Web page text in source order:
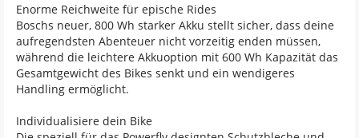
Enorme Reichweite für epische Rides
Boschs neuer, 800 Wh starker Akku stellt sicher, dass deine
aufregendsten Abenteuer nicht vorzeitig enden müssen,
während die leichtere Akkuoption mit 600 Wh Kapazität das
Gesamtgewicht des Bikes senkt und ein wendigeres
Handling ermöglicht.
Individualisiere dein Bike